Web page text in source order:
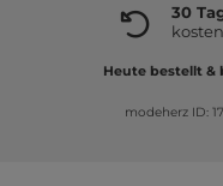
30
Heute bestellt &
modeherz ID: